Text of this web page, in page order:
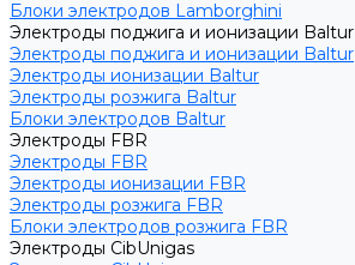
Блоки электродов Lamborghini
Электроды поджига и ионизации Baltur
Электроды поджига и ионизации Baltur
Электроды ионизации Baltur
Электроды розжига Baltur
Блоки электродов Baltur
Электроды FBR
Электроды FBR
Электроды ионизации FBR
Электроды розжига FBR
Блоки электродов розжига FBR
Электроды CibUnigas